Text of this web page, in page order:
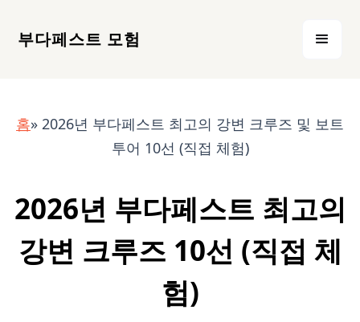
부다페스트 모험
홈» 2026년 부다페스트 최고의 강변 크루즈 및 보트
투어 10선 (직접 체험)
2026년 부다페스트 최고의
강변 크루즈 10선 (직접 체
험)